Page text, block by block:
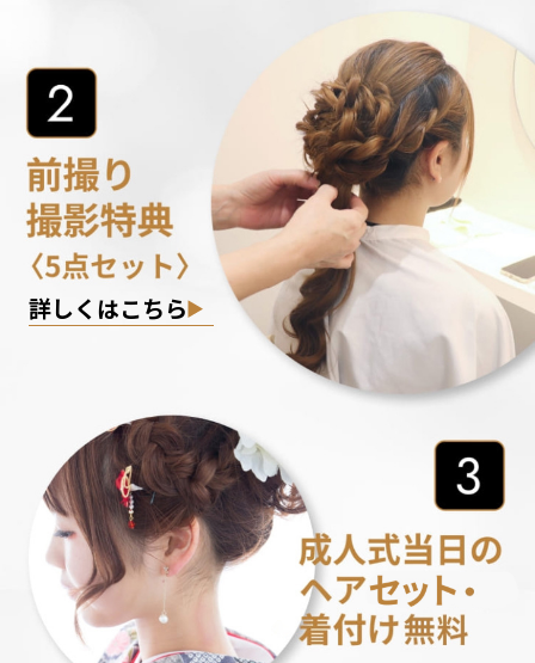
詳しくはこちら